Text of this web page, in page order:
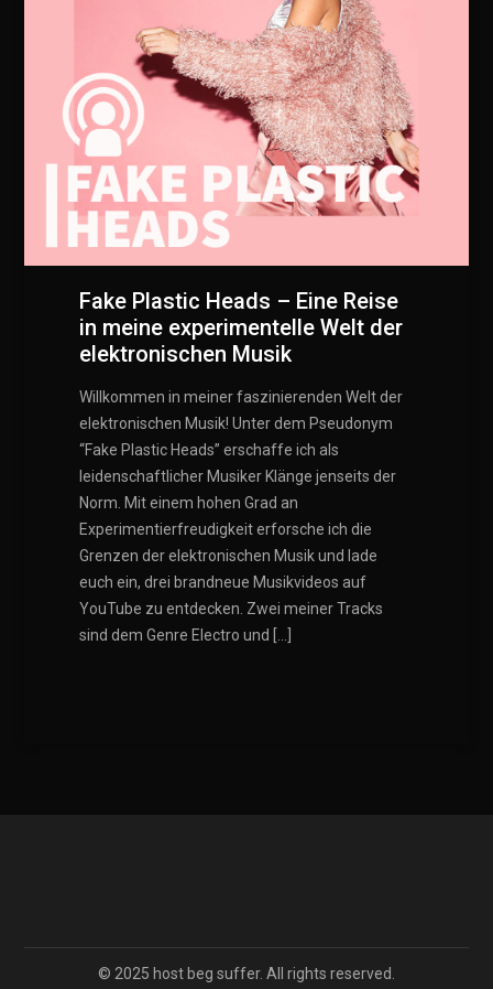
Fake Plastic Heads – Eine Reise
in meine experimentelle Welt der
elektronischen Musik
Willkommen in meiner faszinierenden Welt der
elektronischen Musik! Unter dem Pseudonym
“Fake Plastic Heads” erschaffe ich als
leidenschaftlicher Musiker Klänge jenseits der
Norm. Mit einem hohen Grad an
Experimentierfreudigkeit erforsche ich die
Grenzen der elektronischen Musik und lade
euch ein, drei brandneue Musikvideos auf
YouTube zu entdecken. Zwei meiner Tracks
sind dem Genre Electro und […]
© 2025 host beg suffer. All rights reserved.